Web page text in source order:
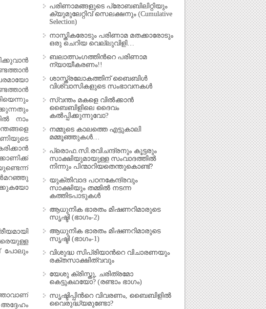
നാം
പോലും
പരിണാമങ്ങളുടെ പ്രോബബിലിറ്റിയും
ക്യുമുലേറ്റിവ് സെലക്ഷനും (Cumulative
Selection)
നാസ്തികരോടും പരിണാമ മതക്കാരോടും
ഒരു ചെറിയ വെല്ലുവിളി…
ബലാത്സംഗത്തിന്‍റെ പരിണാമ
ന്യായീകരണം!!
ശാസ്ത്രലോകത്തിന് ബൈബിള്‍
വിശ്വാസികളുടെ സംഭാവനകള്‍
സ്വന്തം മകളെ വില്‍ക്കാന്‍
ബൈബിളിലെ ദൈവം
കല്‍പ്പിക്കുന്നുവോ?
നമ്മുടെ കാലത്തെ എട്ടുകാലി
മമ്മൂഞ്ഞുകള്‍…
പ്രൊഫ.സി.രവിചന്ദ്രനും കൂട്ടരും
സാക്ഷിയുമായുള്ള സംവാദത്തില്‍
നിന്നും പിന്മാറിയതെന്തുകൊണ്ട്?
യുക്തിവാദ പഠനകേന്ദ്രവും
സാക്ഷിയും തമ്മില്‍ നടന്ന
കത്തിടപാടുകള്‍
ആധുനിക ഭാരതം മിഷണറിമാരുടെ
സൃഷ്ടി (ഭാഗം-2)
ആധുനിക ഭാരതം മിഷണറിമാരുടെ
സൃഷ്ടി (ഭാഗം-1)
വിശുദ്ധ സിപ്രിയാന്‍റെ വിചാരണയും
രക്തസാക്ഷിത്വവും
യേശു ക്രിസ്തു, ചരിത്രമോ
കെട്ടുകഥയോ? (രണ്ടാം ഭാഗം)
സൃഷ്ടിപ്പിന്‍റെ വിവരണം, ബൈബിളില്‍
വൈരുദ്ധ്യമുണ്ടോ?